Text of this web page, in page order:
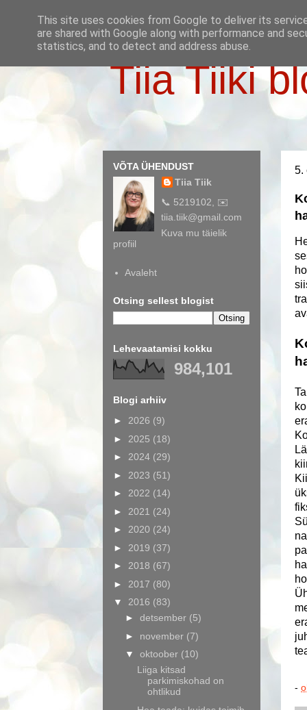
Tiia Tiiki
5.
-
VÕTA ÜHENDUST
Tiia Tiik
📞 5219102, ✉️
tiia.tiik@gmail.com
Kuva mu täielik
profiil
Avaleht
Otsing sellest blogist
Lehevaatamisi kokku
984,101
Blogi arhiiv
► 2026 (9)
► 2025 (18)
► 2024 (29)
► 2023 (51)
► 2022 (14)
► 2021 (24)
► 2020 (24)
► 2019 (37)
► 2018 (67)
► 2017 (80)
▼ 2016 (83)
► detsember (5)
► november (7)
▼ oktoober (10)
Liiga kitsad
parkimiskohad on
ohtlikud
This site uses cookies from Google to deliver its
are shared with Google along with performance and
statistics, and to detect and address abuse.